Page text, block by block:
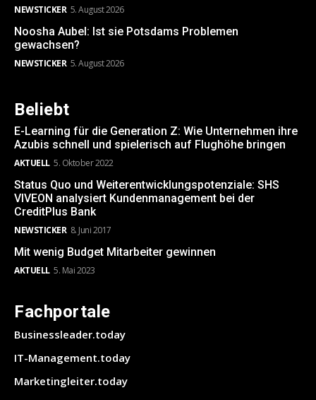
NEWSTICKER 5. August 2026
Noosha Aubel: Ist sie Potsdams Problemen
gewachsen?
NEWSTICKER 5. August 2026
Beliebt
E-Learning für die Generation Z: Wie Unternehmen ihre
Azubis schnell und spielerisch auf Flughöhe bringen
AKTUELL 5. Oktober 2022
Status Quo und Weiterentwicklungspotenziale: SHS
VIVEON analysiert Kundenmanagement bei der
CreditPlus Bank
NEWSTICKER 8. Juni 2017
Mit wenig Budget Mitarbeiter gewinnen
AKTUELL 5. Mai 2023
Fachportale
Businessleader.today
IT-Management.today
Marketingleiter.today